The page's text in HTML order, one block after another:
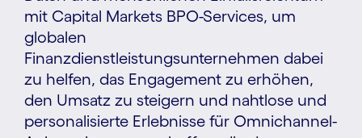
mit Capital Markets BPO-Services, um
globalen
Finanzdienstleistungsunternehmen dabei
zu helfen, das Engagement zu erhöhen,
den Umsatz zu steigern und nahtlose und
personalisierte Erlebnisse für Omnichannel-